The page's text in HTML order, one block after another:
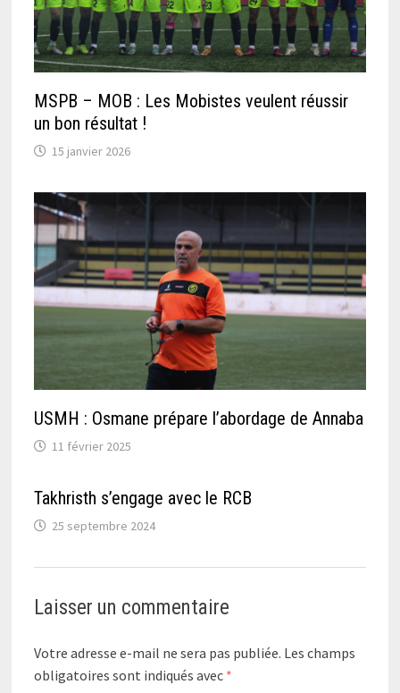
MSPB – MOB : Les Mobistes veulent réussir
un bon résultat !
15 janvier 2026
USMH : Osmane prépare l’abordage de Annaba
11 février 2025
Takhristh s’engage avec le RCB
25 septembre 2024
Laisser un commentaire
Votre adresse e-mail ne sera pas publiée. Les champs
obligatoires sont indiqués avec *